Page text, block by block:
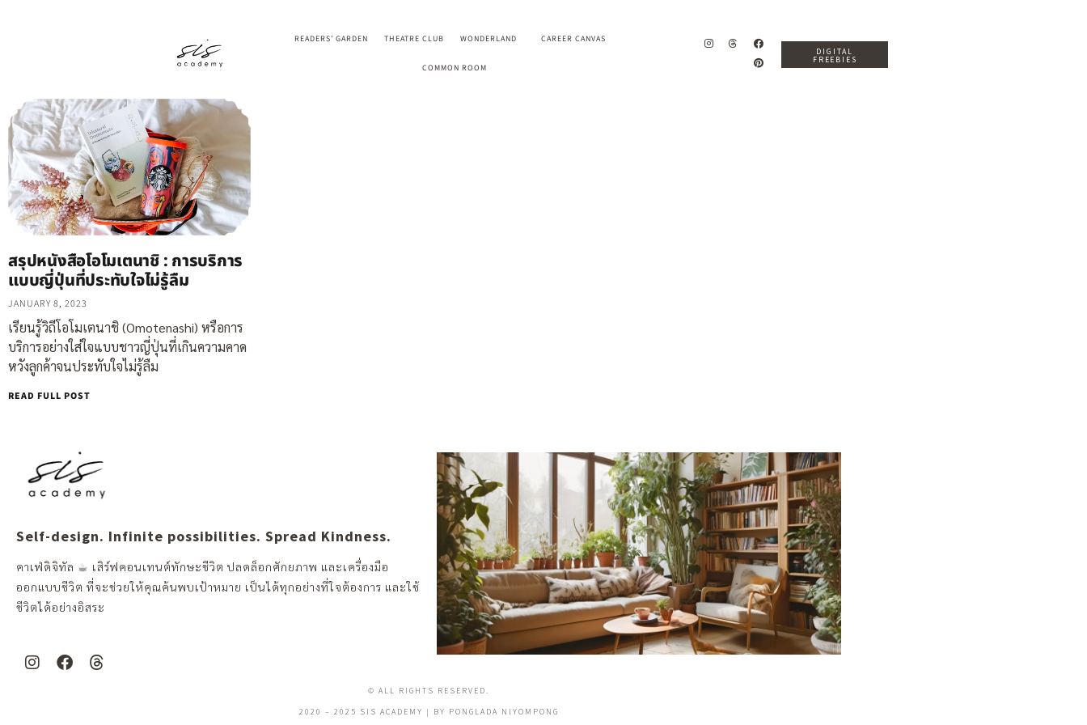
READERS’ GARDEN THEATRE CLUB WONDERLAND CAREER CANVAS
COMMON ROOM
DIGITAL
FREEBIES
สรุปหนังสือโอโมเตนาชิ : การบริการ
แบบญี่ปุ่นที่ประทับใจไม่รู้ลืม
JANUARY 8, 2023
เรียนรู้วิถีโอโมเตนาชิ (Omotenashi) หรือการ
บริการอย่างใส่ใจแบบชาวญี่ปุ่นที่เกินความคาด
หวังลูกค้าจนประทับใจไม่รู้ลืม
READ FULL POST
Self-design. Infinite possibilities. Spread Kindness.
คาเฟ่ดิจิทัล ☕︎ เสิร์ฟคอนเทนต์ทักษะชีวิต ปลดล็อกศักยภาพ และเครื่องมือ
ออกแบบชีวิต ที่จะช่วยให้คุณค้นพบเป้าหมาย เป็นได้ทุกอย่างที่ใจต้องการ และใช้
ชีวิตได้อย่างอิสระ
© ALL RIGHTS RESERVED.
2020 – 2025 SIS ACADEMY | BY PONGLADA NIYOMPONG